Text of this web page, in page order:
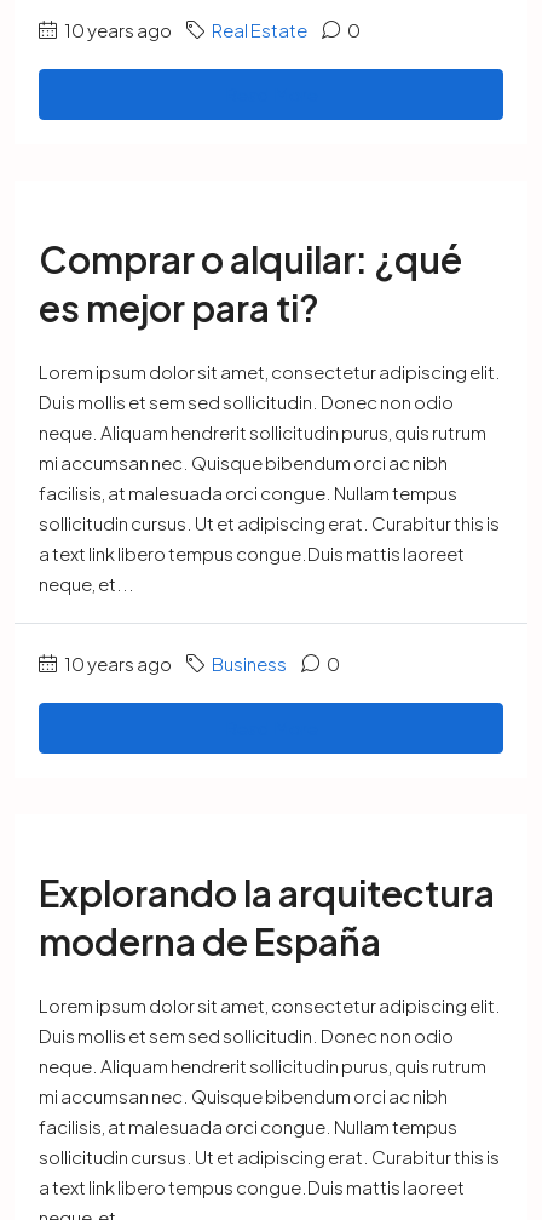
10 years ago Real Estate 0
Comprar o alquilar: ¿qué
es mejor para ti?
Lorem ipsum dolor sit amet, consectetur adipiscing elit.
Duis mollis et sem sed sollicitudin. Donec non odio
neque. Aliquam hendrerit sollicitudin purus, quis rutrum
mi accumsan nec. Quisque bibendum orci ac nibh
facilisis, at malesuada orci congue. Nullam tempus
sollicitudin cursus. Ut et adipiscing erat. Curabitur this is
a text link libero tempus congue.Duis mattis laoreet
neque, et...
10 years ago Business 0
Explorando la arquitectura
moderna de España
Lorem ipsum dolor sit amet, consectetur adipiscing elit.
Duis mollis et sem sed sollicitudin. Donec non odio
neque. Aliquam hendrerit sollicitudin purus, quis rutrum
mi accumsan nec. Quisque bibendum orci ac nibh
facilisis, at malesuada orci congue. Nullam tempus
sollicitudin cursus. Ut et adipiscing erat. Curabitur this is
a text link libero tempus congue.Duis mattis laoreet